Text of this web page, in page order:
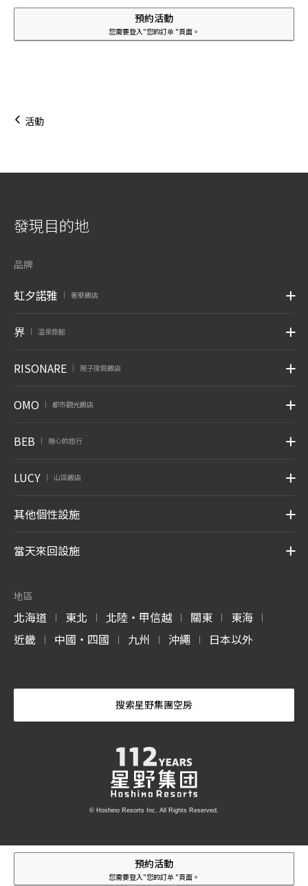
預約活動
您需要登入"您的訂单 "頁面。
活動
預約活動
您需要登入"您的訂单 "頁面。
發現目的地
品牌
虹夕諾雅 奢華飯店
界 溫泉旅館
RISONARE 親子度假飯店
OMO 都市觀光飯店
BEB 随心的旅行
LUCY 山區飯店
其他個性設施
當天來回設施
地區
北海道 | 東北 | 北陸・甲信越 | 關東 | 東海 |
近畿 | 中國・四國 | 九州 | 沖繩 | 日本以外
搜索星野集團空房
© Hoshino Resorts Inc. All Rights Reserved.